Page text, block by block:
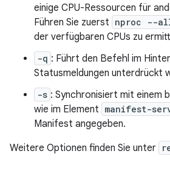
einige CPU-Ressourcen für
Führen Sie zuerst nproc --
der verfügbaren CPUs zu
-q : Führt den Befehl im
Statusmeldungen unterdrückt
-s : Synchronisiert mit einem
wie im Element manifest-
Manifest angegeben.
Weitere Optionen finden Sie unter